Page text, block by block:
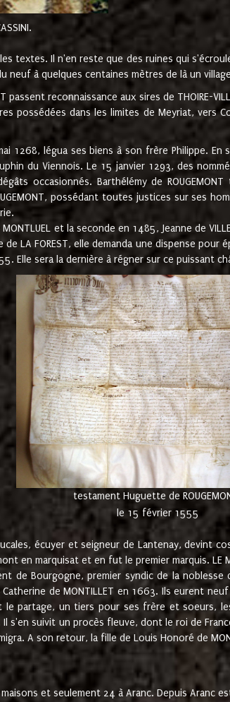
textes. Il n'en reste que des ruines qui
à quelques centaines mètres de là un
passent reconnaissance aux sires de
possédées dans les limites de Meyriat, vers
1268, légua ses biens à son frère Philippe.
du Viennois. Le 15 janvier 1293, des
occasionnés. Barthélémy de
possédant toutes justices sur ses
et la seconde en 1485, Jeanne de
LA FOREST, elle demanda une dispense pour
Elle sera la dernière à régner sur ce puissant
testament Huguette de
le 15 février 1555
écuyer et seigneur de Lantenay, devint
en marquisat et en fut le premier marquis.
de Bourgogne, premier syndic de la
Catherine de MONTILLET en 1663. Ils eurent
partage, un tiers pour ses frère et soeurs,
s'en suivit un procès fleuve, dont le roi de
A son retour, la fille de Louis Honoré de
et seulement 24 à Aranc. Depuis Aranc